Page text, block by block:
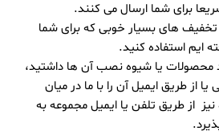
برای شما ارسال می کنند.
تخفیف های بسیار خوبی که برای شما
ایم استفاده کنید.
محصولات یا شیوه نصب آن ها داشتید،
از طریق ایمیل آن را با ما در میان
از طریق تلفن یا ایمیل مجموعه به